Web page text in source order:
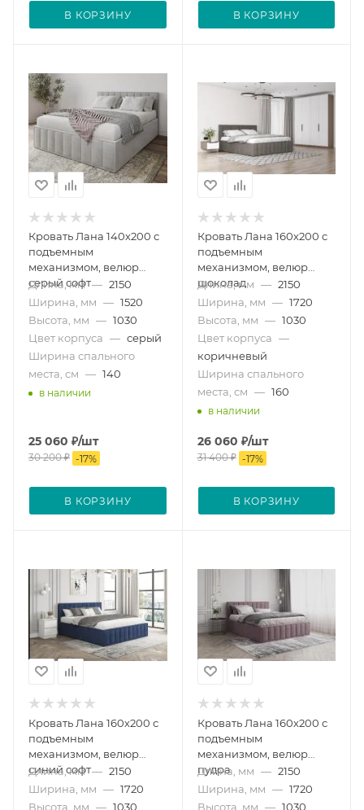
В КОРЗИНУ В КОРЗИНУ
Кровать Лана 140х200 с
подъемным
механизмом, велюр
серый софт
Длина, мм — 2150
Ширина, мм — 1520
Высота, мм — 1030
Цвет корпуса — серый
Ширина спального
места, см — 140
в наличии
25 060 ₽/шт
30 200₽ -17%
В КОРЗИНУ
Кровать Лана 160х200 с
подъемным
механизмом, велюр
шоколад
Длина, мм — 2150
Ширина, мм — 1720
Высота, мм — 1030
Цвет корпуса —
коричневый
Ширина спального
места, см — 160
в наличии
26 060 ₽/шт
31 400₽ -17%
В КОРЗИНУ
Кровать Лана 160х200 с
подъемным
механизмом, велюр
синий софт
Длина, мм — 2150
Ширина, мм — 1720
Высота, мм — 1030
Кровать Лана 160х200 с
подъемным
механизмом, велюр
пудра
Длина, мм — 2150
Ширина, мм — 1720
Высота, мм — 1030